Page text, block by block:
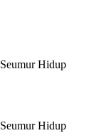
Hidup
Hidup